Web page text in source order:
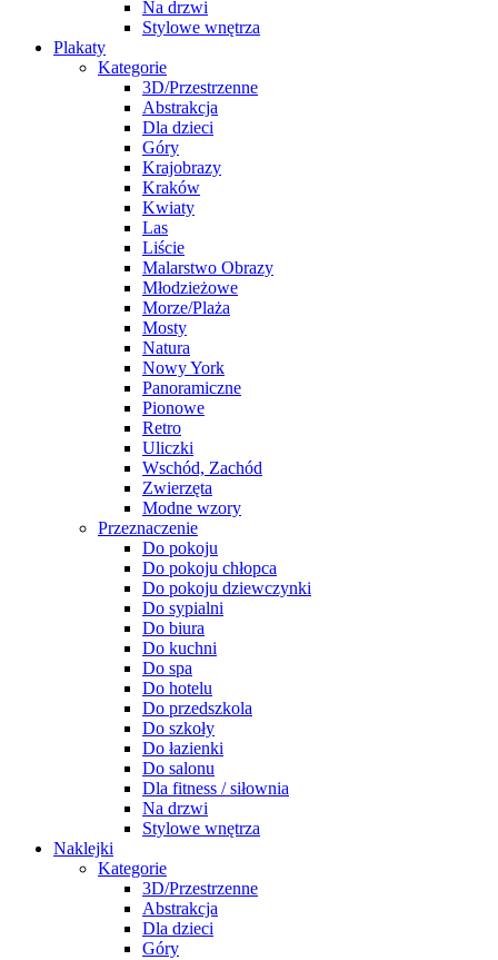
Na drzwi
Stylowe wnętrza
Plakaty
Kategorie
3D/Przestrzenne
Abstrakcja
Dla dzieci
Góry
Krajobrazy
Kraków
Kwiaty
Las
Liście
Malarstwo Obrazy
Młodzieżowe
Morze/Plaża
Mosty
Natura
Nowy York
Panoramiczne
Pionowe
Retro
Uliczki
Wschód, Zachód
Zwierzęta
Modne wzory
Przeznaczenie
Do pokoju
Do pokoju chłopca
Do pokoju dziewczynki
Do sypialni
Do biura
Do kuchni
Do spa
Do hotelu
Do przedszkola
Do szkoły
Do łazienki
Do salonu
Dla fitness / siłownia
Na drzwi
Stylowe wnętrza
Naklejki
Kategorie
3D/Przestrzenne
Abstrakcja
Dla dzieci
Góry